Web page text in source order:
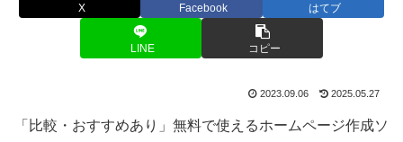
X Facebook はてブ
LINE コピー
2023.09.06 2025.05.27
「比較・おすすめあり」無料で使えるホームページ作成ソ